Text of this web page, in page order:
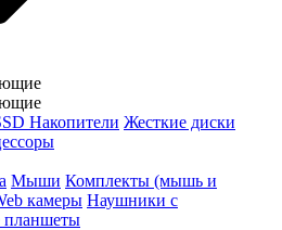
Накопители Жесткие диски
Мыши Комплекты (мышь и
камеры Наушники с
планшеты